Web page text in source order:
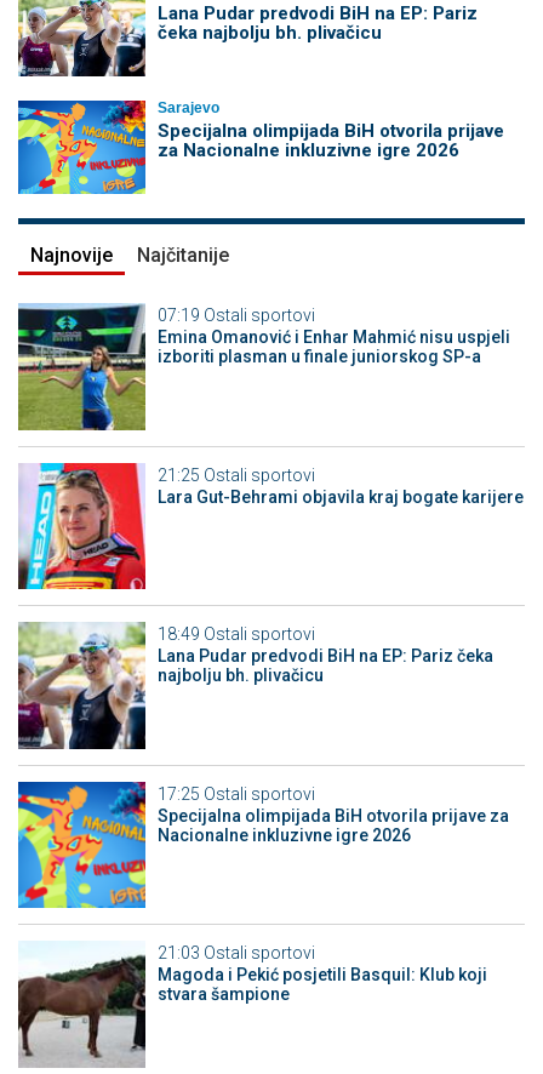
Lana Pudar predvodi BiH na EP: Pariz
čeka najbolju bh. plivačicu
Sarajevo
Specijalna olimpijada BiH otvorila prijave
za Nacionalne inkluzivne igre 2026
Najnovije Najčitanije
07:19 Ostali sportovi
Emina Omanović i Enhar Mahmić nisu uspjeli
izboriti plasman u finale juniorskog SP-a
21:25 Ostali sportovi
Lara Gut-Behrami objavila kraj bogate karijere
18:49 Ostali sportovi
Lana Pudar predvodi BiH na EP: Pariz čeka
najbolju bh. plivačicu
17:25 Ostali sportovi
Specijalna olimpijada BiH otvorila prijave za
Nacionalne inkluzivne igre 2026
21:03 Ostali sportovi
Magoda i Pekić posjetili Basquil: Klub koji
stvara šampione